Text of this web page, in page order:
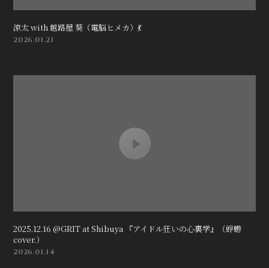
涼太 with 越路屋 葵（電脳ヒメカ）💃
2026.01.21
2025.12.16 @GRIT at Shibuya 『アイドル狂いの心裏学』（蜉蝣
cover.）
2026.01.14